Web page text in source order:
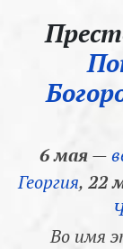
6 мая—
Георгия, 22
Во имя